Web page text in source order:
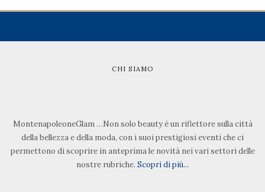
CHI SIAMO
MontenapoleoneGlam …Non solo beauty è un riflettore sulla città
della bellezza e della moda, con i suoi prestigiosi eventi che ci
permettono di scoprire in anteprima le novità nei vari settori delle
nostre rubriche. Scopri di più...